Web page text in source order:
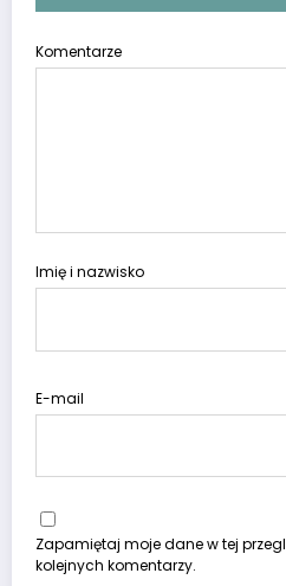
Komentarze
Imię i nazwisko
E-mail
Zapamiętaj moje dane w tej
kolejnych komentarzy.